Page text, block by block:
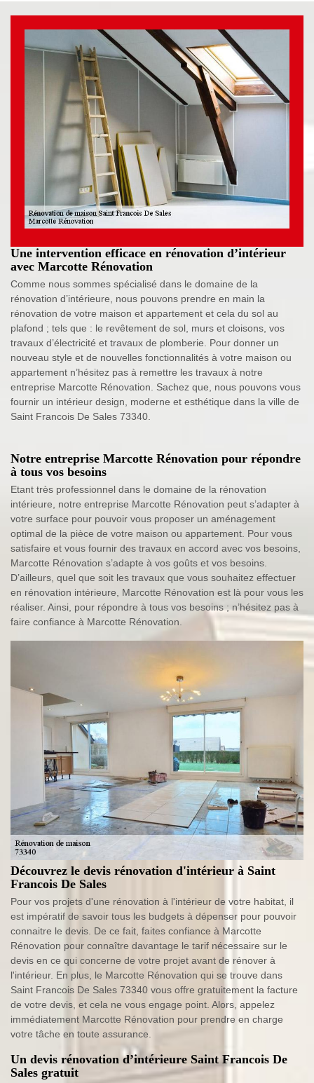
Une intervention efficace en rénovation d’intérieur
avec Marcotte Rénovation
Comme nous sommes spécialisé dans le domaine de la
rénovation d’intérieure, nous pouvons prendre en main la
rénovation de votre maison et appartement et cela du sol au
plafond ; tels que : le revêtement de sol, murs et cloisons, vos
travaux d’électricité et travaux de plomberie. Pour donner un
nouveau style et de nouvelles fonctionnalités à votre maison ou
appartement n’hésitez pas à remettre les travaux à notre
entreprise Marcotte Rénovation. Sachez que, nous pouvons vous
fournir un intérieur design, moderne et esthétique dans la ville de
Saint Francois De Sales 73340.
Notre entreprise Marcotte Rénovation pour répondre
à tous vos besoins
Etant très professionnel dans le domaine de la rénovation
intérieure, notre entreprise Marcotte Rénovation peut s’adapter à
votre surface pour pouvoir vous proposer un aménagement
optimal de la pièce de votre maison ou appartement. Pour vous
satisfaire et vous fournir des travaux en accord avec vos besoins,
Marcotte Rénovation s’adapte à vos goûts et vos besoins.
D’ailleurs, quel que soit les travaux que vous souhaitez effectuer
en rénovation intérieure, Marcotte Rénovation est là pour vous les
réaliser. Ainsi, pour répondre à tous vos besoins ; n’hésitez pas à
faire confiance à Marcotte Rénovation.
Découvrez le devis rénovation d'intérieur à Saint
Francois De Sales
Pour vos projets d'une rénovation à l'intérieur de votre habitat, il
est impératif de savoir tous les budgets à dépenser pour pouvoir
connaitre le devis. De ce fait, faites confiance à Marcotte
Rénovation pour connaître davantage le tarif nécessaire sur le
devis en ce qui concerne de votre projet avant de rénover à
l'intérieur. En plus, le Marcotte Rénovation qui se trouve dans
Saint Francois De Sales 73340 vous offre gratuitement la facture
de votre devis, et cela ne vous engage point. Alors, appelez
immédiatement Marcotte Rénovation pour prendre en charge
votre tâche en toute assurance.
Un devis rénovation d’intérieure Saint Francois De
Sales gratuit